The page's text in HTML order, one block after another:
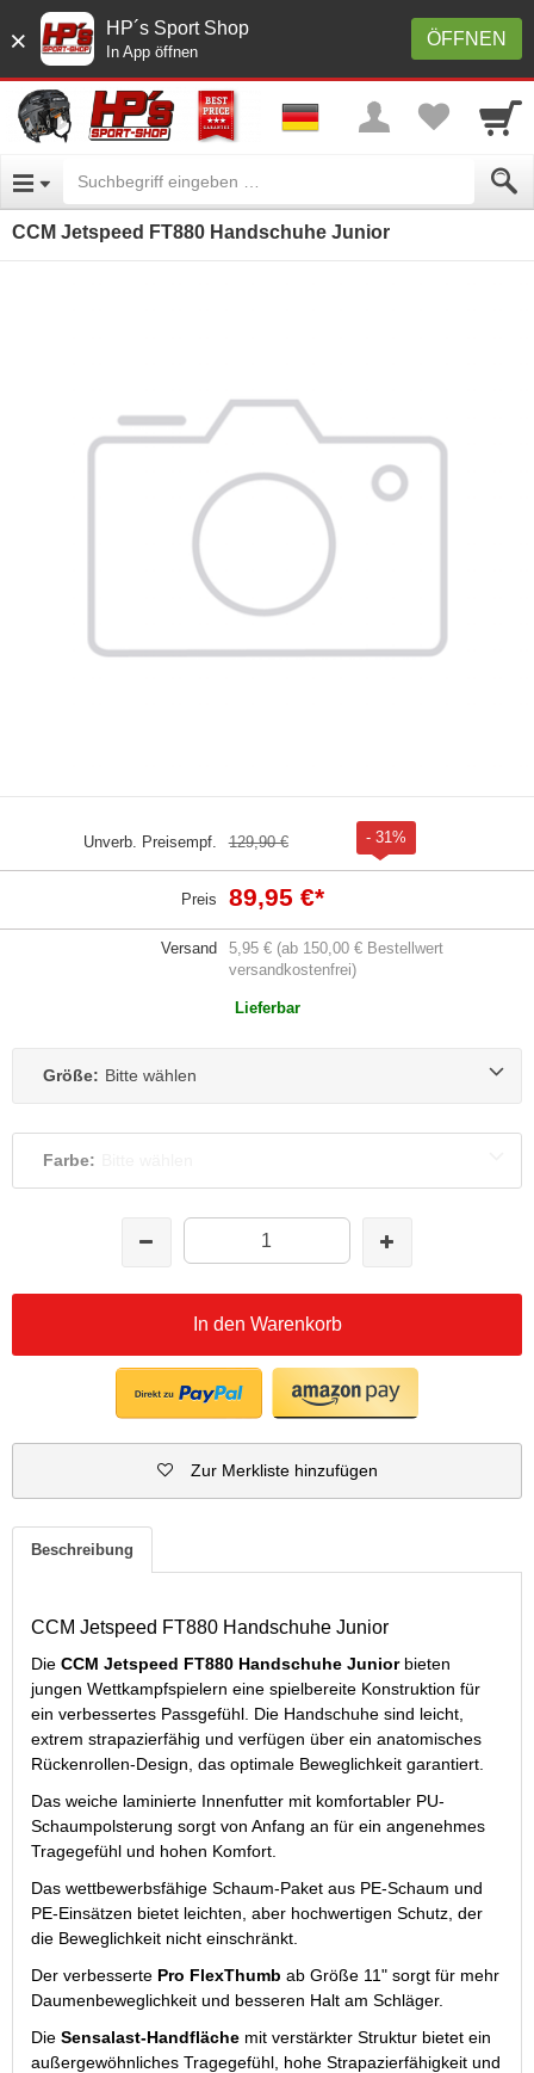
× ÖFFNEN
HP´s Sport Shop
In App öffnen
CCM Jetspeed FT880 Handschuhe Junior
Unverb. Preisempf. 129,90 € - 31%
Preis 89,95 €*
Versand
5,95 € (ab 150,00 € Bestellwert
versandkostenfrei)
Lieferbar
Größe: Bitte wählen
Farbe:
In den Warenkorb
Zur Merkliste hinzufügen
Beschreibung
CCM Jetspeed FT880 Handschuhe Junior
Die CCM Jetspeed FT880 Handschuhe Juniorbieten
jungen Wettkampfspielern eine spielbereite Konstruktion für
ein verbessertes Passgefühl. Die Handschuhe sind leicht,
extrem strapazierfähig und verfügen über ein anatomisches
Rückenrollen-Design, das optimale Beweglichkeit garantiert.
Das weiche laminierte Innenfutter mit komfortabler PU-
Schaumpolsterung sorgt von Anfang an für ein angenehmes
Tragegefühl und hohen Komfort.
Das wettbewerbsfähige Schaum-Paket aus PE-Schaum und
PE-Einsätzen bietet leichten, aber hochwertigen Schutz, der
die Beweglichkeit nicht einschränkt.
Der verbesserte Pro FlexThumb ab Größe 11" sorgt für mehr
Daumenbeweglichkeit und besseren Halt am Schläger.
Die Sensalast-Handfläche mit verstärkter Struktur bietet ein
außergewöhnliches Tragegefühl, hohe Strapazierfähigkeit und